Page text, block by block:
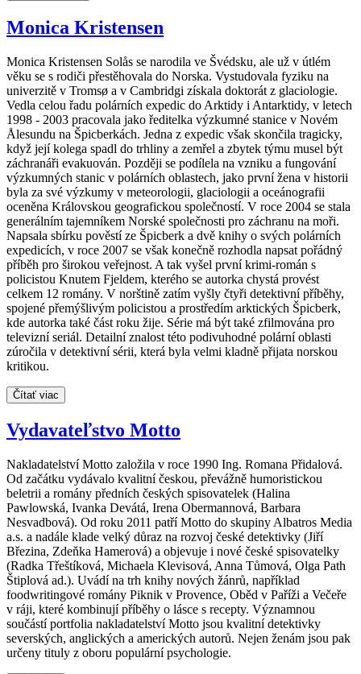
Monica Kristensen
Monica Kristensen Solås se narodila ve Švédsku, ale už v útlém
věku se s rodiči přestěhovala do Norska. Vystudovala fyziku na
univerzitě v Tromsø a v Cambridgi získala doktorát z glaciologie.
Vedla celou řadu polárních expedic do Arktidy i Antarktidy, v letech
1998 - 2003 pracovala jako ředitelka výzkumné stanice v Novém
Ålesundu na Špicberkách. Jedna z expedic však skončila tragicky,
když její kolega spadl do trhliny a zemřel a zbytek týmu musel být
záchranáři evakuován. Později se podílela na vzniku a fungování
výzkumných stanic v polárních oblastech, jako první žena v historii
byla za své výzkumy v meteorologii, glaciologii a oceánografii
oceněna Královskou geografickou společností. V roce 2004 se stala
generálním tajemníkem Norské společnosti pro záchranu na moři.
Napsala sbírku pověstí ze Špicberk a dvě knihy o svých polárních
expedicích, v roce 2007 se však konečně rozhodla napsat pořádný
příběh pro širokou veřejnost. A tak vyšel první krimi-román s
policistou Knutem Fjeldem, kterého se autorka chystá provést
celkem 12 romány. V norštině zatím vyšly čtyři detektivní příběhy,
spojené přemýšlivým policistou a prostředím arktických Špicberk,
kde autorka také část roku žije. Série má být také zfilmována pro
televizní seriál. Detailní znalost této podivuhodné polární oblasti
zúročila v detektivní sérii, která byla velmi kladně přijata norskou
kritikou.
Čítať viac
Vydavateľstvo Motto
Nakladatelství Motto založila v roce 1990 Ing. Romana Přidalová.
Od začátku vydávalo kvalitní českou, převážně humoristickou
beletrii a romány předních českých spisovatelek (Halina
Pawlowská, Ivanka Devátá, Irena Obermannová, Barbara
Nesvadbová). Od roku 2011 patří Motto do skupiny Albatros Media
a.s. a nadále klade velký důraz na rozvoj české detektivky (Jiří
Březina, Zdeňka Hamerová) a objevuje i nové české spisovatelky
(Radka Třeštíková, Michaela Klevisová, Anna Tůmová, Olga Path
Štiplová ad.). Uvádí na trh knihy nových žánrů, například
foodwritingové romány Piknik v Provence, Oběd v Paříži a Večeře
v ráji, které kombinují příběhy o lásce s recepty. Významnou
součástí portfolia nakladatelství Motto jsou kvalitní detektivky
severských, anglických a amerických autorů. Nejen ženám jsou pak
určeny tituly z oboru populární psychologie.